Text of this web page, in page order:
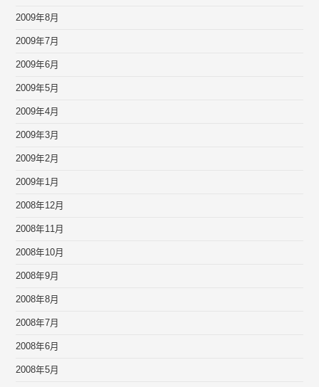
2009年8月
2009年7月
2009年6月
2009年5月
2009年4月
2009年3月
2009年2月
2009年1月
2008年12月
2008年11月
2008年10月
2008年9月
2008年8月
2008年7月
2008年6月
2008年5月